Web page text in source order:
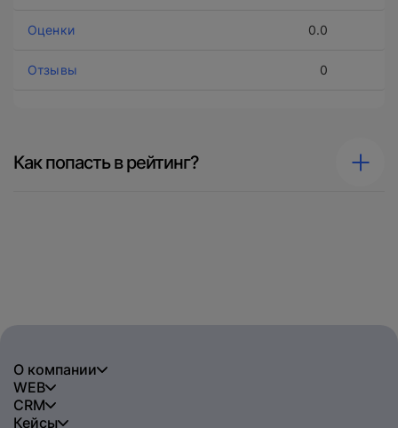
0.0
0
Как попасть в рейтинг?
О компании
WEB
CRM
Кейсы